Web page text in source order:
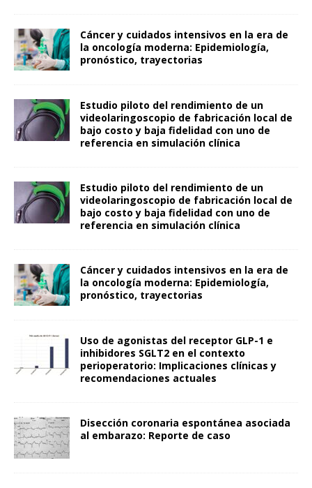
Cáncer y cuidados intensivos en la era de
la oncología moderna: Epidemiología,
pronóstico, trayectorias
Estudio piloto del rendimiento de un
videolaringoscopio de fabricación local de
bajo costo y baja fidelidad con uno de
referencia en simulación clínica
Estudio piloto del rendimiento de un
videolaringoscopio de fabricación local de
bajo costo y baja fidelidad con uno de
referencia en simulación clínica
Cáncer y cuidados intensivos en la era de
la oncología moderna: Epidemiología,
pronóstico, trayectorias
Uso de agonistas del receptor GLP-1 e
inhibidores SGLT2 en el contexto
perioperatorio: Implicaciones clínicas y
recomendaciones actuales
Disección coronaria espontánea asociada
al embarazo: Reporte de caso